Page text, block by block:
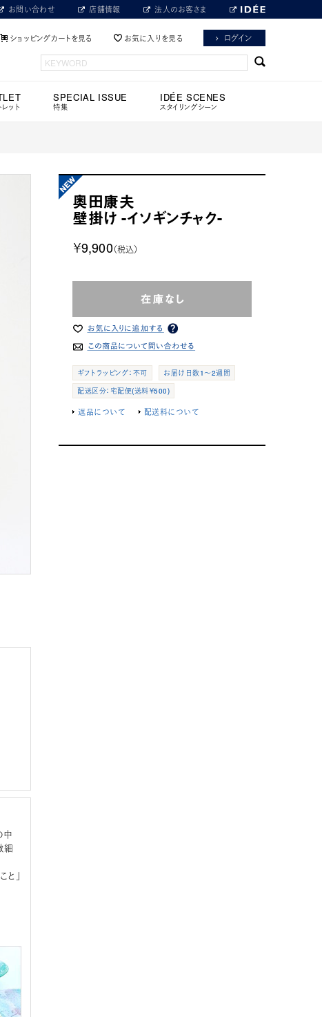
お問い合わせ 店舗情報 法人のお客さま
ショッピングカートを見る お気に入りを見る ログイン
ット
SPECIAL ISSUE
特集
IDÉE SCENES
スタイリングシーン
奥田康夫
壁掛け -イソギンチャク-
￥9,900（税込）
ギフトラッピング：不可
お届け日数1～2週間
配送区分：宅配便(送料￥500)
返品について 配送料について
中
細
」